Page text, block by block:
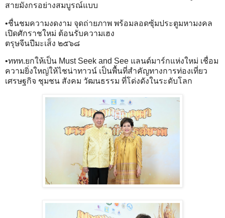
สายมังกรอย่างสมบูรณ์แบบ
•ชื่นชมความงดงาม จุดถ่ายภาพ พร้อมลอดซุ้มประตูมหามงคล
เปิดศักราชใหม่ ต้อนรับความเฮง
ตรุษจีนปีมะเส็ง ๒๕๖๘
•ททท.ยกให้เป็น Must Seek and See แลนด์มาร์กแห่งใหม่ เชื่อม
ความยิ่งใหญ่ให้ไชน่าทาวน์ เป็นพื้นที่สำคัญทางการท่องเที่ยว
เศรษฐกิจ ชุมชน สังคม วัฒนธรรม ที่โด่งดังในระดับโลก